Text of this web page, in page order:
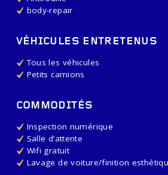
body-repair
VÉHICULES ENTRETENUS
Tous les véhicules
Petits camions
COMMODITÉS
Inspection numérique
Salle d’attente
Wifi gratuit
Lavage de voiture/finition